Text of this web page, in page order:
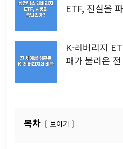
ETF, 진실을
K-레버리지
패가 불러온
목차 보이기